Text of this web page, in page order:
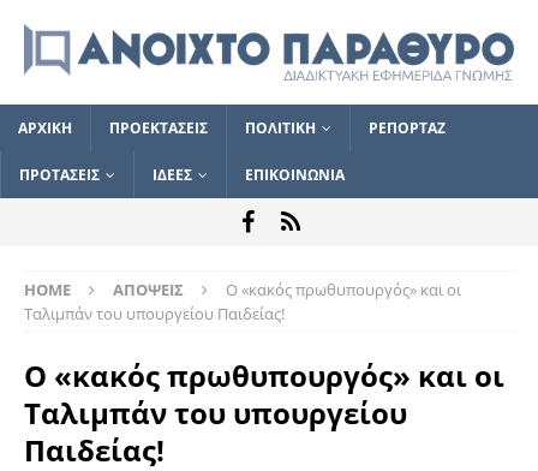
ΑΡΧΙΚΗ ΠΡΟΕΚΤΑΣΕΙΣ ΠΟΛΙΤΙΚΗ ΡΕΠΟΡΤΑΖ
ΠΡΟΤΑΣΕΙΣ ΙΔΕΕΣ ΕΠΙΚΟΙΝΩΝΙΑ
HOME ΑΠΟΨΕΙΣ
Ο «κακός πρωθυπουργός» και οι
Ταλιμπάν του υπουργείου Παιδείας!
Ο «κακός πρωθυπουργός» και οι
Ταλιμπάν του υπουργείου
Παιδείας!